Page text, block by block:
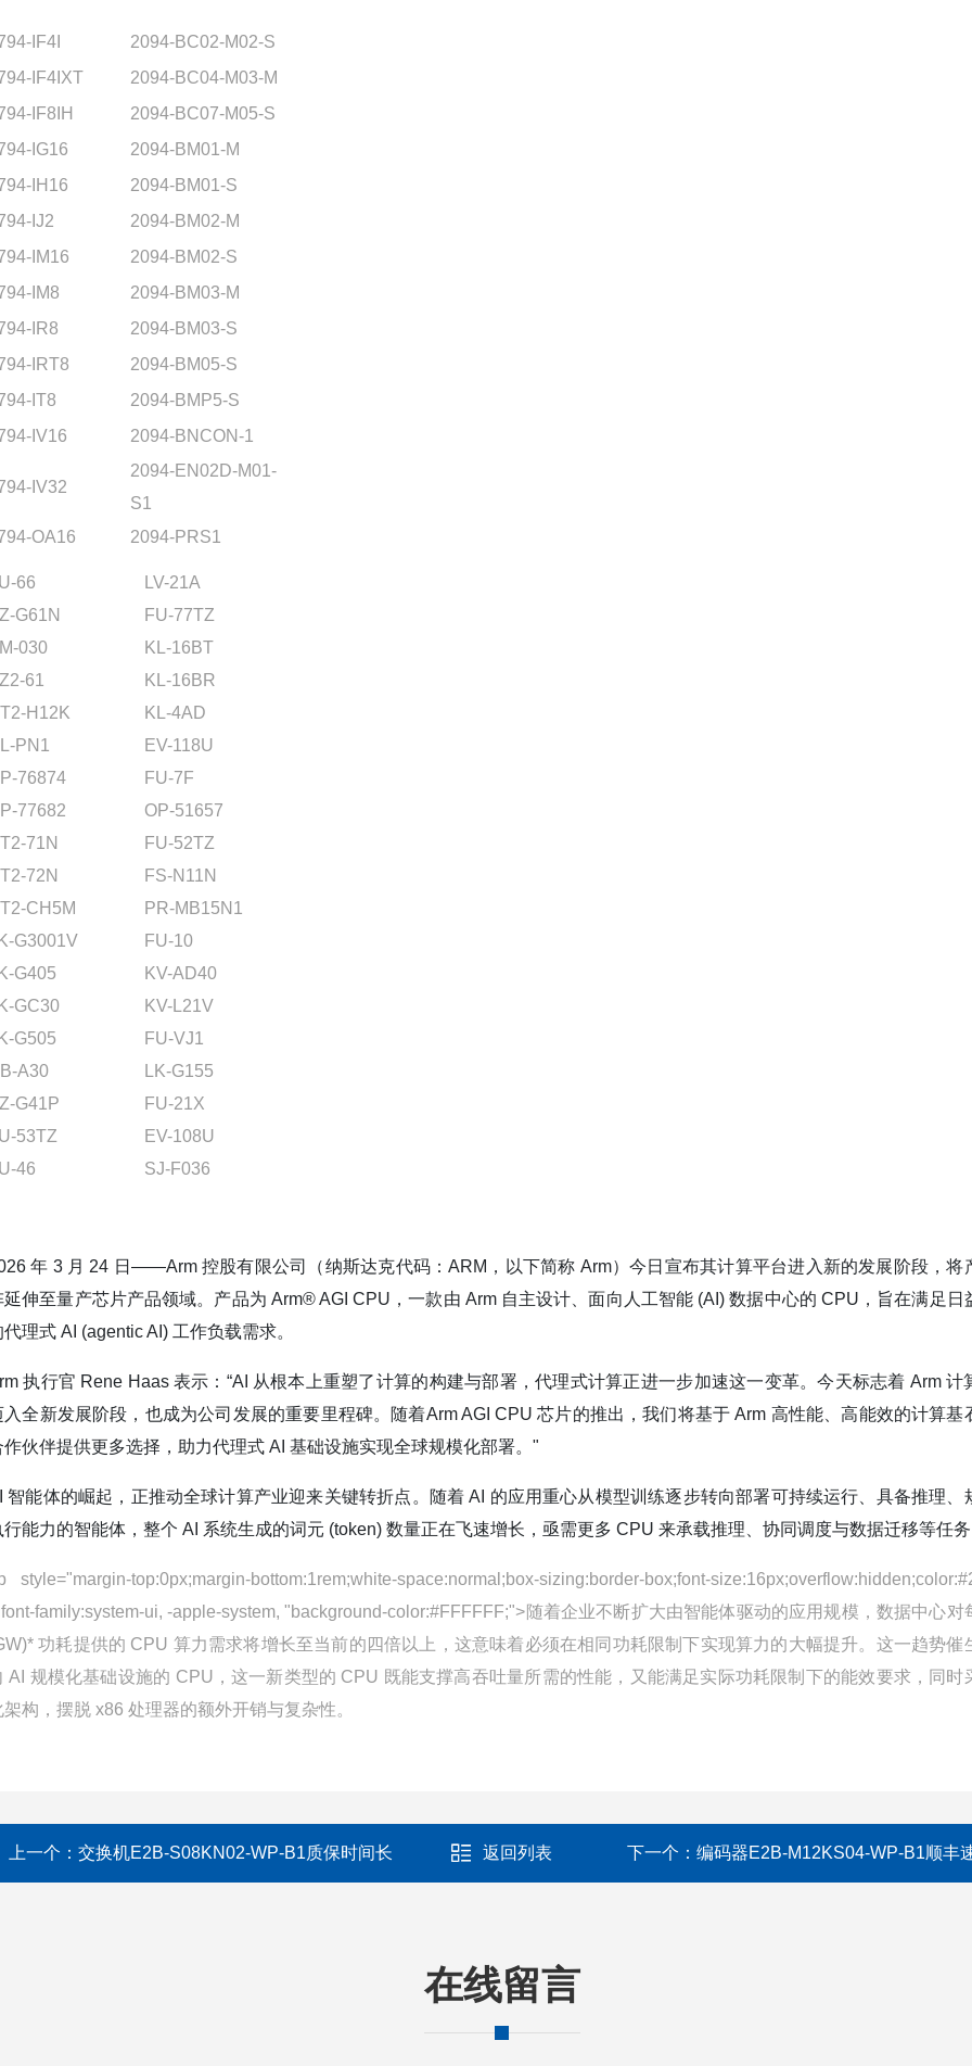
IF4I
2094-BC02-M02-S
IF4IXT
2094-BC04-M03-M
IF8IH
2094-BC07-M05-S
IG16
2094-BM01-M
IH16
2094-BM01-S
IJ2
2094-BM02-M
IM16
2094-BM02-S
IM8
2094-BM03-M
IR8
2094-BM03-S
IRT8
2094-BM05-S
IT8
2094-BMP5-S
IV16
2094-BNCON-1
IV32
2094-EN02D-M01-
S1
OA16
2094-PRS1
66
LV-21A
G61N
FU-77TZ
030
KL-16BT
61
KL-16BR
H12K
KL-4AD
PN1
EV-118U
76874
FU-7F
77682
OP-51657
71N
FU-52TZ
72N
FS-N11N
CH5M
PR-MB15N1
G3001V
FU-10
G405
KV-AD40
GC30
KV-L21V
G505
FU-VJ1
A30
LK-G155
G41P
FU-21X
53TZ
EV-108U
46
SJ-F036
年 3 月 24 日——Arm 控股有限公司（纳斯达克代码：ARM，以下简称 Arm）今日宣布其计算平台进入新的发展阶段，将
延伸至量产芯片产品领域。产品为 Arm® AGI CPU，一款由 Arm 自主设计、面向人工智能 (AI) 数据中心的 CPU，旨在满足日
代理式 AI (agentic AI) 工作负载需求。
执行官 Rene Haas 表示：“AI 从根本上重塑了计算的构建与部署，代理式计算正进一步加速这一变革。今天标志着 Arm 计
入全新发展阶段，也成为公司发展的重要里程碑。随着Arm AGI CPU 芯片的推出，我们将基于 Arm 高性能、高能效的计算基
作伙伴提供更多选择，助力代理式 AI 基础设施实现全球规模化部署。"
智能体的崛起，正推动全球计算产业迎来关键转折点。随着 AI 的应用重心从模型训练逐步转向部署可持续运行、具备推理、
行能力的智能体，整个 AI 系统生成的词元 (token) 数量正在飞速增长，亟需更多 CPU 来承载推理、协同调度与数据迁移等任
style="margin-top:0px;margin-bottom:1rem;white-space:normal;box-sizing:border-box;font-
family:system-ui, -apple-system, "background-color:#FFFFFF;">随着企业不断扩大由智能体驱动的应用规模，数据中心对
功耗提供的 CPU 算力需求将增长至当前的四倍以上，这意味着必须在相同功耗限制下实现算力的大幅提升。这一趋势催
AI 规模化基础设施的 CPU，这一新类型的 CPU 既能支撑高吞吐量所需的性能，又能满足实际功耗限制下的能效要求，同时
架构，摆脱 x86 处理器的额外开销与复杂性。
上一个： 交换机E2B-S08KN02-WP-B1质保时间长 返回列表 下一个： 编码器E2B-M12KS04-WP-B1顺丰
在线留言